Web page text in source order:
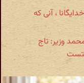
خدایگانا ، آنی که
محمد وزیر: تاج